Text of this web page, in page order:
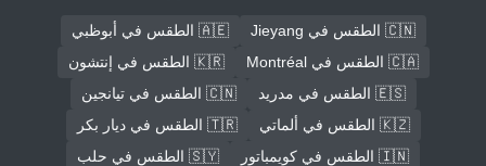
🇨🇳 الطقس في Jieyang
🇦🇪 الطقس في أبوظبي
🇨🇦 الطقس في Montréal
🇰🇷 الطقس في إنتشون
🇪🇸 الطقس في مدريد
🇨🇳 الطقس في تيانجين
🇰🇿 الطقس في ألماتي
🇹🇷 الطقس في ديار بكر
🇮🇳 الطقس في كويمباتور
🇸🇾 الطقس في حلب